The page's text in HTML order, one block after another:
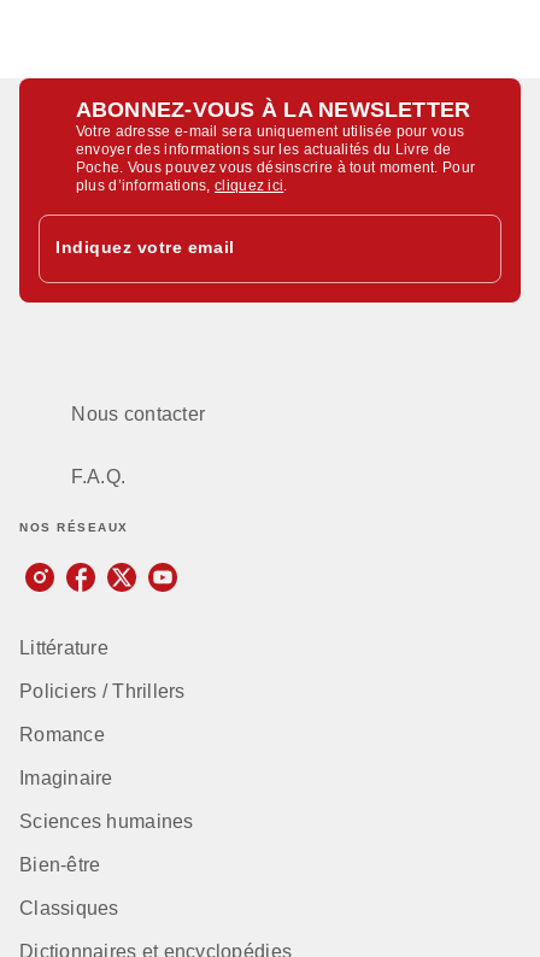
ABONNEZ-VOUS À LA NEWSLETTER
Votre adresse e-mail sera uniquement utilisée pour vous
envoyer des informations sur les actualités du Livre de
Poche. Vous pouvez vous désinscrire à tout moment. Pour
plus d’informations,cliquez ici
Indiquez votre email
Nous contacter
F.A.Q.
NOS RÉSEAUX
Littérature
Policiers / Thrillers
Romance
Imaginaire
Sciences humaines
Bien-être
Classiques
Dictionnaires et encyclopédies